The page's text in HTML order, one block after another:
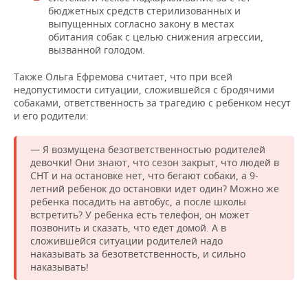
бюджетных средств стерилизованных и
выпущенных согласно закону в местах
обитания собак с целью снижения агрессии,
вызванной голодом.
Также Ольга Ефремова считает, что при всей
недопустимости ситуации, сложившейся с бродячими
собаками, ответственность за трагедию с ребенком несут
и его родители:
— Я возмущена безответственностью родителей
девочки! Они знают, что сезон закрыт, что людей в
СНТ и на остановке нет, что бегают собаки, а 9-
летний ребенок до остановки идет один? Можно же
ребенка посадить на автобус, а после школы
встретить? У ребенка есть телефон, он может
позвонить и сказать, что едет домой. А в
сложившейся ситуации родителей надо
наказывать за безответственность, и сильно
наказывать!